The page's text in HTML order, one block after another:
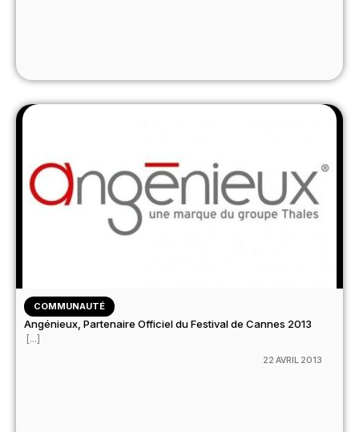
COMMUNAUTÉ
Angénieux, Partenaire Officiel du Festival de Cannes 2013
[...]
22 AVRIL 2013